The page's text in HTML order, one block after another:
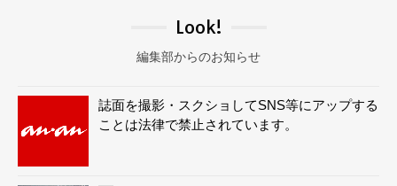
Look!
編集部からのお知らせ
誌面を撮影・スクショしてSNS等にアップする
ことは法律で禁止されています。